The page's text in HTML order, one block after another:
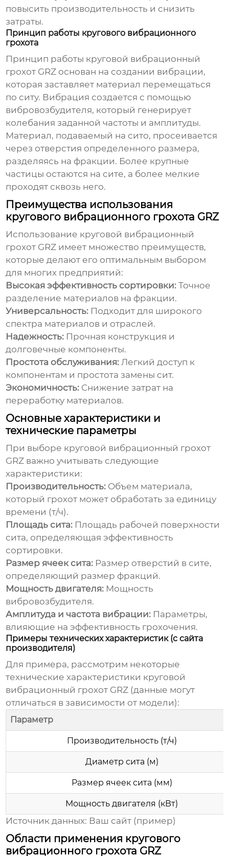
повысить производительность и снизить
затраты.
Принцип работы кругового вибрационного
грохота
Принцип работы круговой вибрационный
грохот GRZ основан на создании вибрации,
которая заставляет материал перемещаться
по ситу. Вибрация создается с помощью
вибровозбудителя, который генерирует
колебания заданной частоты и амплитуды.
Материал, подаваемый на сито, просеивается
через отверстия определенного размера,
разделяясь на фракции. Более крупные
частицы остаются на сите, а более мелкие
проходят сквозь него.
Преимущества использования
кругового вибрационного грохота GRZ
Использование круговой вибрационный
грохот GRZ имеет множество преимуществ,
которые делают его оптимальным выбором
для многих предприятий:
Высокая эффективность сортировки: Точное
разделение материалов на фракции.
Универсальность: Подходит для широкого
спектра материалов и отраслей.
Надежность: Прочная конструкция и
долговечные компоненты.
Простота обслуживания: Легкий доступ к
компонентам и простота замены сит.
Экономичность: Снижение затрат на
переработку материалов.
Основные характеристики и
технические параметры
При выборе круговой вибрационный грохот
GRZ важно учитывать следующие
характеристики:
Производительность: Объем материала,
который грохот может обработать за единицу
времени (т/ч).
Площадь сита: Площадь рабочей поверхности
сита, определяющая эффективность
сортировки.
Размер ячеек сита: Размер отверстий в сите,
определяющий размер фракций.
Мощность двигателя: Мощность
вибровозбудителя.
Амплитуда и частота вибрации: Параметры,
влияющие на эффективность грохочения.
Примеры технических характеристик (с сайта
производителя)
Для примера, рассмотрим некоторые
технические характеристики круговой
вибрационный грохот GRZ (данные могут
отличаться в зависимости от модели):
Параметр
Производительность (т/ч)
Диаметр сита (м)
Размер ячеек сита (мм)
Мощность двигателя (кВт)
Источник данных: Ваш сайт (пример)
Области применения кругового
вибрационного грохота GRZ